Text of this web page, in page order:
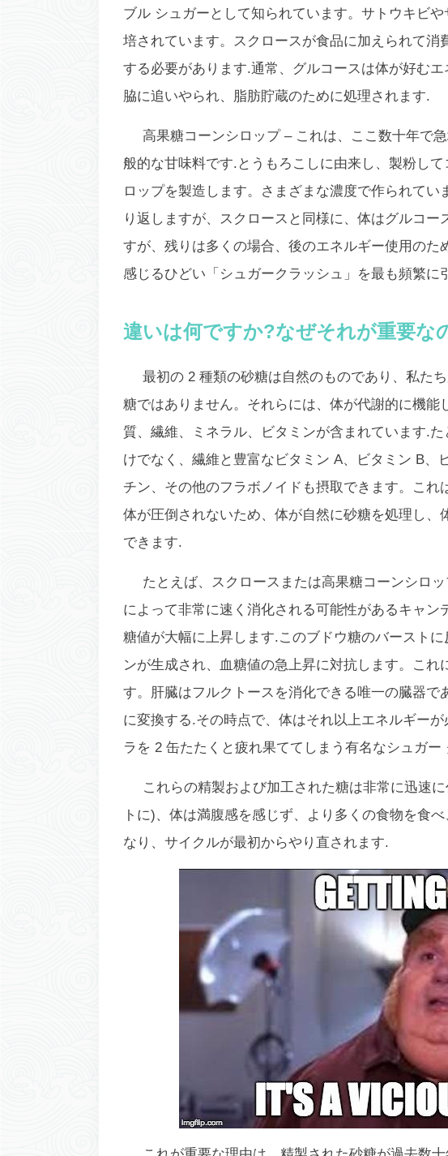
ブル シュガーとして知られています。サトウキビ
培されています。スクロースが食品に加えられて
する必要があります.通常、グルコースは体が好む
脇に追いやられ、脂肪貯蔵のために処理されます.
高果糖コーンシロップ – これは、ここ数十年で
般的な甘味料です.とうもろこしに由来し、製粉し
ロップを製造します。さまざまな濃度で作られて
り返しますが、スクロースと同様に、体はグルコ
すが、残りは多くの場合、後のエネルギー使用の
感じるひどい「シュガークラッシュ」を最も頻繁
違いは何ですか?なぜそれが重要な
最初の 2 種類の砂糖は自然のものであり、私た
糖ではありません。それらには、体が代謝的に機能
質、繊維、ミネラル、ビタミンが含まれています.
けでなく、繊維と豊富なビタミン A、ビタミン B、
チン、その他のフラボノイドも摂取できます。これ
体が圧倒されないため、体が自然に砂糖を処理し
できます.
たとえば、スクロースまたは高果糖コーンシロ
によって非常に速く消化される可能性があるキャ
糖値が大幅に上昇します.このブドウ糖のバースト
ンが生成され、血糖値の急上昇に対抗します。こ
す。肝臓はフルクトースを消化できる唯一の臓器
に変換する.その時点で、体はそれ以上エネルギー
ラを 2 缶たたくと疲れ果ててしまう有名なシュガー
これらの精製および加工された糖は非常に迅速
トに)、体は満腹感を感じず、より多くの食物を食
なり、サイクルが最初からやり直されます.